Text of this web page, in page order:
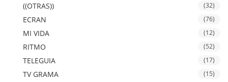
((OTRAS)) (32)
ECRAN (76)
MI VIDA (12)
RITMO (52)
TELEGUIA (17)
TV GRAMA (15)